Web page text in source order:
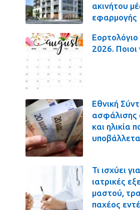
ακινήτου
εφαρμογής
2026. Ποιοι
Εθνική
ασφάλισης
και ηλικία
Τι ισχύει
ιατρικές
μαστού,
παχέος